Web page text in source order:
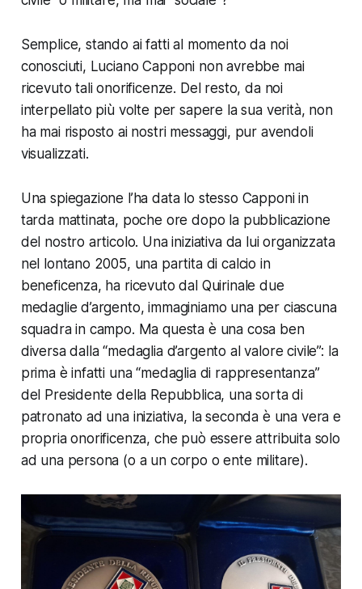
Semplice, stando ai fatti al momento da noi
conosciuti, Luciano Capponi non avrebbe mai
ricevuto tali onorificenze. Del resto, da noi
interpellato più volte per sapere la sua verità, non
ha mai risposto ai nostri messaggi, pur avendoli
visualizzati.
Una spiegazione l’ha data lo stesso Capponi in
tarda mattinata, poche ore dopo la pubblicazione
del nostro articolo. Una iniziativa da lui organizzata
nel lontano 2005, una partita di calcio in
beneficenza, ha ricevuto dal Quirinale due
medaglie d’argento, immaginiamo una per ciascuna
squadra in campo. Ma questa è una cosa ben
diversa dalla “medaglia d’argento al valore civile”: la
prima è infatti una “medaglia di rappresentanza”
del Presidente della Repubblica, una sorta di
patronato ad una iniziativa, la seconda è una vera e
propria onorificenza, che può essere attribuita solo
ad una persona (o a un corpo o ente militare).